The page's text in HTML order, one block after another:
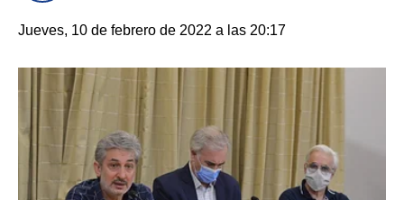
Jueves, 10 de febrero de 2022 a las 20:17